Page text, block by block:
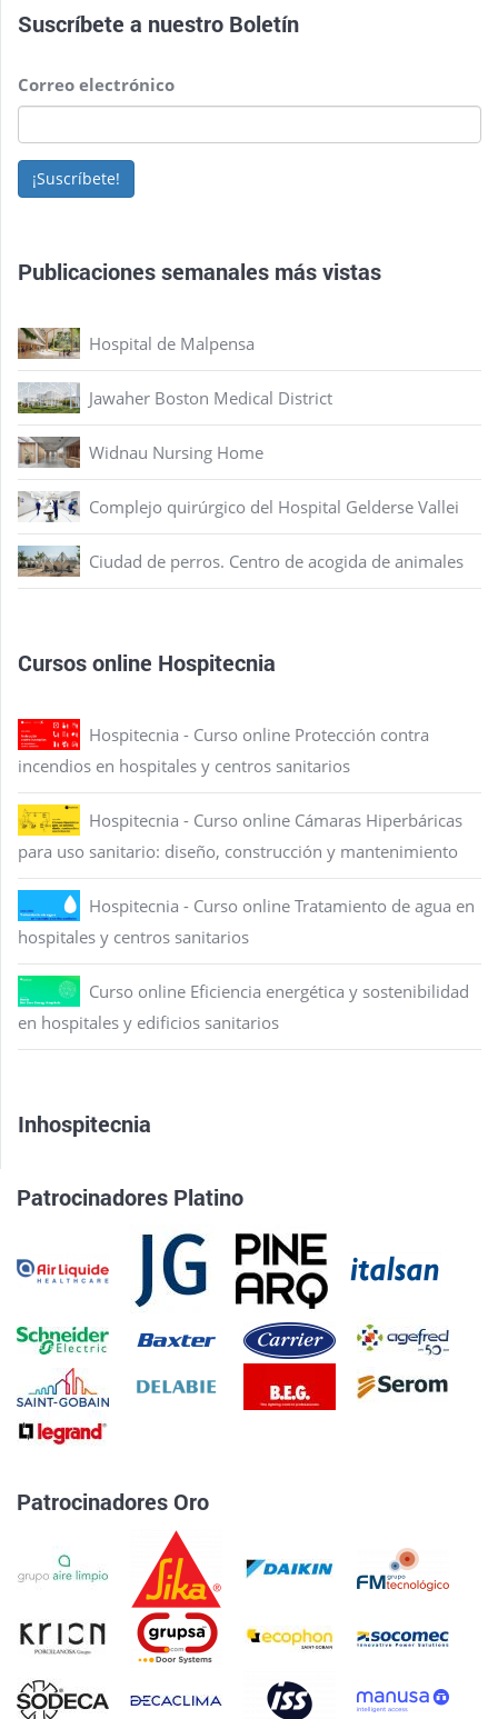
Suscríbete a nuestro Boletín
Correo electrónico
¡Suscríbete!
Publicaciones semanales más vistas
Hospital de Malpensa
Jawaher Boston Medical District
Widnau Nursing Home
Complejo quirúrgico del Hospital Gelderse Vallei
Ciudad de perros. Centro de acogida de animales
Cursos online Hospitecnia
Hospitecnia - Curso online Protección contra
incendios en hospitales y centros sanitarios
Hospitecnia - Curso online Cámaras Hiperbáricas
para uso sanitario: diseño, construcción y mantenimiento
Hospitecnia - Curso online Tratamiento de agua en
hospitales y centros sanitarios
Curso online Eficiencia energética y sostenibilidad
en hospitales y edificios sanitarios
Inhospitecnia
Patrocinadores Platino
Patrocinadores Oro